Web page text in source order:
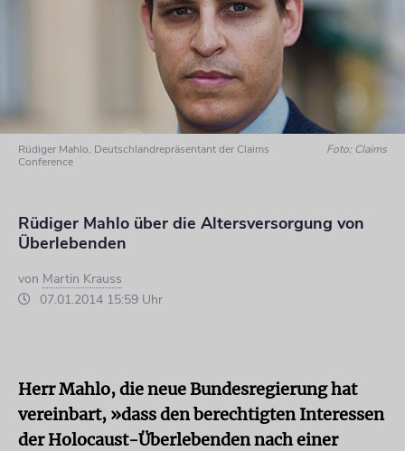
Rüdiger Mahlo, Deutschlandrepräsentant der Claims
Conference
Foto: Claims
Rüdiger Mahlo über die Altersversorgung von
Überlebenden
von Martin Krauss
07.01.2014 15:59 Uhr
Herr Mahlo, die neue Bundesregierung hat
vereinbart, »dass den berechtigten Interessen
der Holocaust-Überlebenden nach einer